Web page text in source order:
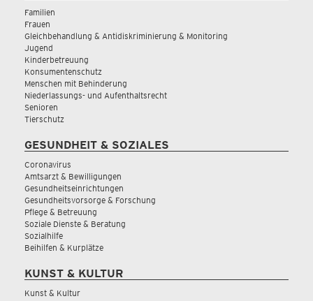
Familien
Frauen
Gleichbehandlung & Antidiskriminierung & Monitoring
Jugend
Kinderbetreuung
Konsumentenschutz
Menschen mit Behinderung
Niederlassungs- und Aufenthaltsrecht
Senioren
Tierschutz
GESUNDHEIT & SOZIALES
Coronavirus
Amtsarzt & Bewilligungen
Gesundheitseinrichtungen
Gesundheitsvorsorge & Forschung
Pflege & Betreuung
Soziale Dienste & Beratung
Sozialhilfe
Beihilfen & Kurplätze
KUNST & KULTUR
Kunst & Kultur